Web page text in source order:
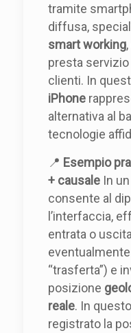
tramite
diffusa,
smart working
presta
clienti. In
iPhone
alternativa al
tecnologie
📍 Esempio
+ causale In
consente al
l’interfaccia,
entrata o
“trasferta”) e
posizione
reale. In
registrato la